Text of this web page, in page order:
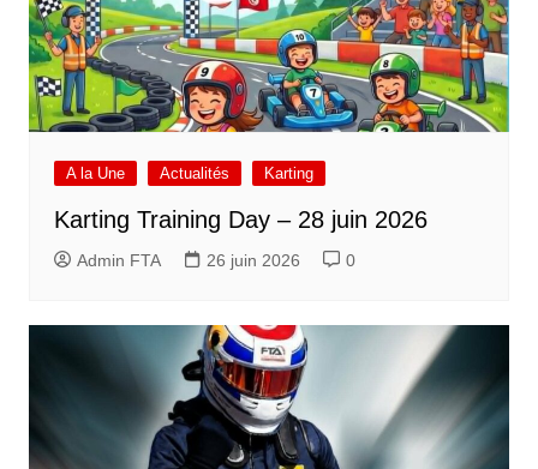
A la Une Actualités Karting
Karting Training Day – 28 juin 2026
Admin FTA 26 juin 2026 0